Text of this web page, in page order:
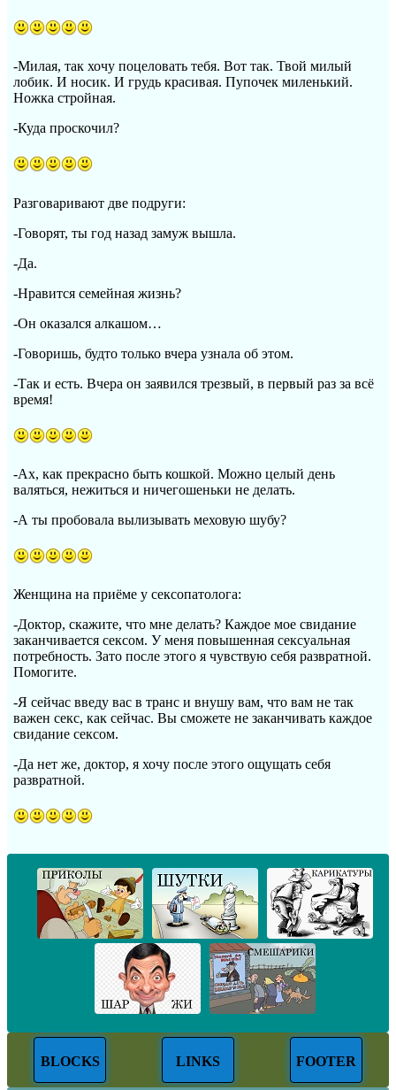
-Милая, так хочу поцеловать тебя. Вот так. Твой милый
лобик. И носик. И грудь красивая. Пупочек миленький.
Ножка стройная.
-Куда проскочил?
Разговаривают две подруги:
-Говорят, ты год назад замуж вышла.
-Да.
-Нравится семейная жизнь?
-Он оказался алкашом…
-Говоришь, будто только вчера узнала об этом.
-Так и есть. Вчера он заявился трезвый, в первый раз за всё
время!
-Ах, как прекрасно быть кошкой. Можно целый день
валяться, нежиться и ничегошеньки не делать.
-А ты пробовала вылизывать меховую шубу?
Женщина на приёме у сексопатолога:
-Доктор, скажите, что мне делать? Каждое мое свидание
заканчивается сексом. У меня повышенная сексуальная
потребность. Зато после этого я чувствую себя развратной.
Помогите.
-Я сейчас введу вас в транс и внушу вам, что вам не так
важен секс, как сейчас. Вы сможете не заканчивать каждое
свидание сексом.
-Да нет же, доктор, я хочу после этого ощущать себя
развратной.
BLOCKS LINKS FOOTER